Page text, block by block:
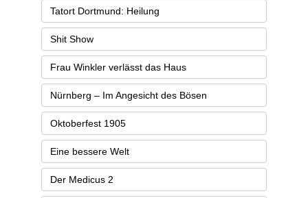
Tatort Dortmund: Heilung
Shit Show
Frau Winkler verlässt das Haus
Nürnberg – Im Angesicht des Bösen
Oktoberfest 1905
Eine bessere Welt
Der Medicus 2